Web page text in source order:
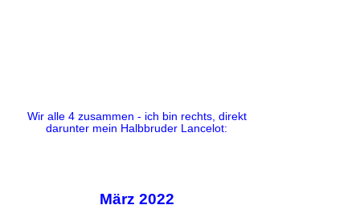
Wir alle 4 zusammen - ich bin rechts, direkt
darunter mein Halbbruder Lancelot:
März 2022